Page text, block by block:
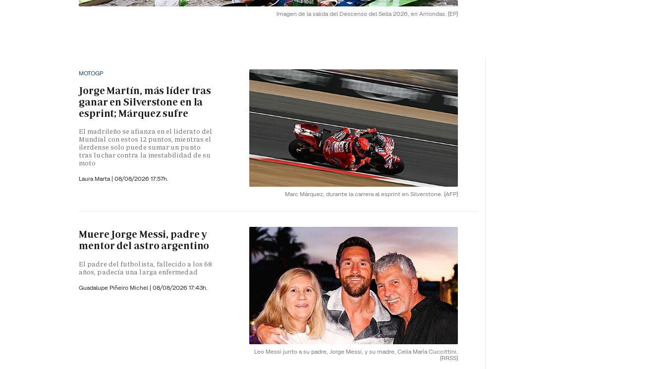
Imagen de la salida del Descenso del Sella 2026, en Arriondas. (EP)
Marc Márquez, durante la carrera al esprint en Silverstone. (AFP)
MOTOGP
Jorge Martín, más líder tras
ganar en Silverstone en la
esprint; Márquez sufre
El madrileño se afianza en el liderato del
Mundial con estos 12 puntos, mientras el
ilerdense solo puede sumar un punto
tras luchar contra la inestabilidad de su
moto
Laura Marta | 08/08/2026 17:57h.
Leo Messi junto a su padre, Jorge Messi, y su madre, Celia María Cuccittini.
(RRSS)
Muere Jorge Messi, padre y
mentor del astro argentino
El padre del futbolista, fallecido a los 68
años, padecía una larga enfermedad
Guadalupe Piñeiro Michel | 08/08/2026 17:43h.